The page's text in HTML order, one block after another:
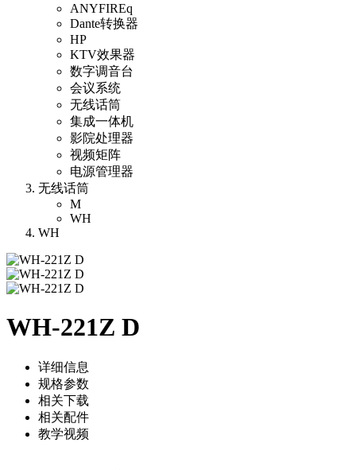
ANYFIREq
Dante转换器
HP
KTV效果器
数字调音台
会议系统
无线话筒
集成一体机
影院处理器
视频矩阵
电源管理器
无线话筒
M
WH
WH
WH-221Z D
详细信息
规格参数
相关下载
相关配件
教学视频